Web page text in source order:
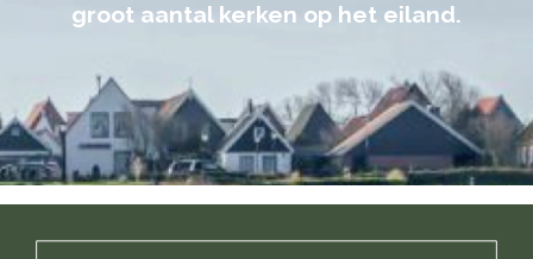
groot aantal kerken op het eiland.